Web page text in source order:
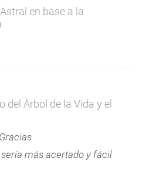
en base a la
del Árbol de la Vida y el
más acertado y fácil